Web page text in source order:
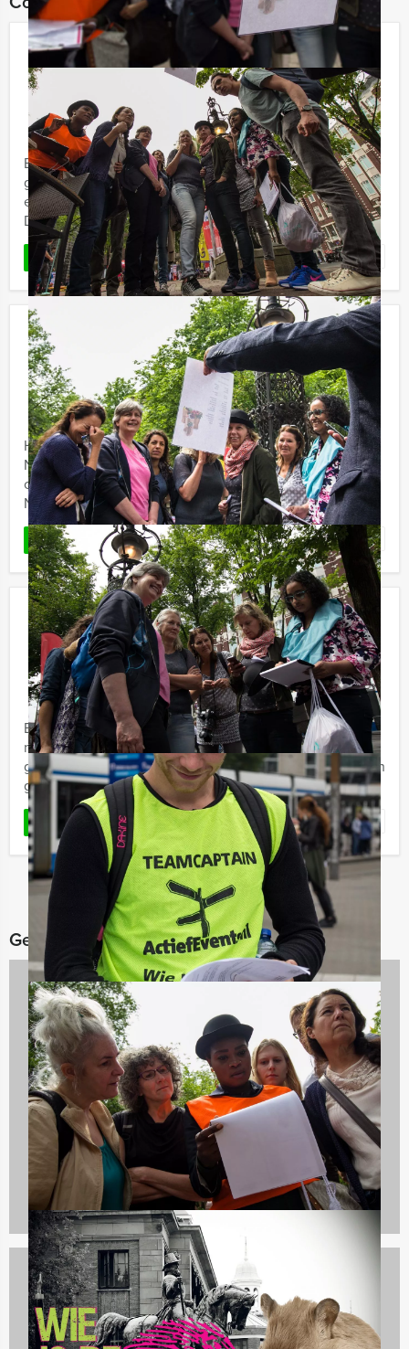
Ranking the Stars Lunch in Brugge
p.p. excl. BTW
Vanaf 15 personen ‐ 3 uur en 30 minuten
Bij de Ranking the Stars Lunch van Holland Tour Guides
gaat u uw collega's of vrienden nóg beter leren kennen
en ondertussen geniet u van een overheerlijke lunch.
Dat ...
LEES MEER Favoriet
Pubquiz Lunch in Breda
Vanaf€ 54,50 p.p. excl. BTW
Vanaf 12 personen ‐ 3 uur en 30 minuten
Holland Tour Guides organiseert de gezelligste quiz van
Nederland en België! Zeg maar gerust een unieke
combinatie tussen 'Ik Hou van Holland' en 'Dit was het
Nieuws' ...
LEES MEER Favoriet
Walking Brunch Eindhoven
Vanaf€ 56,50 p.p. excl. BTW
Vanaf 12 personen ‐ 4 uur en 30 minuten
Een stadswandeling door Eindhoven, één van de
mooiste historische steden, met de Holland Tour Guides
gids én een heerlijke brunch? Tijdens de Walking Brunch
geniet u van ...
LEES MEER Favoriet
Gerelateerde categorieën
Teambuilding
2167 uitjes